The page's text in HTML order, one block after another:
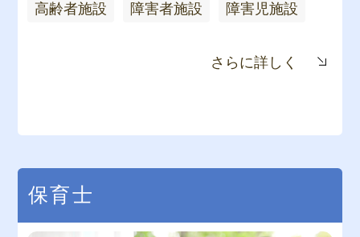
高齢者施設 障害者施設 障害児施設
さらに詳しく
保育士